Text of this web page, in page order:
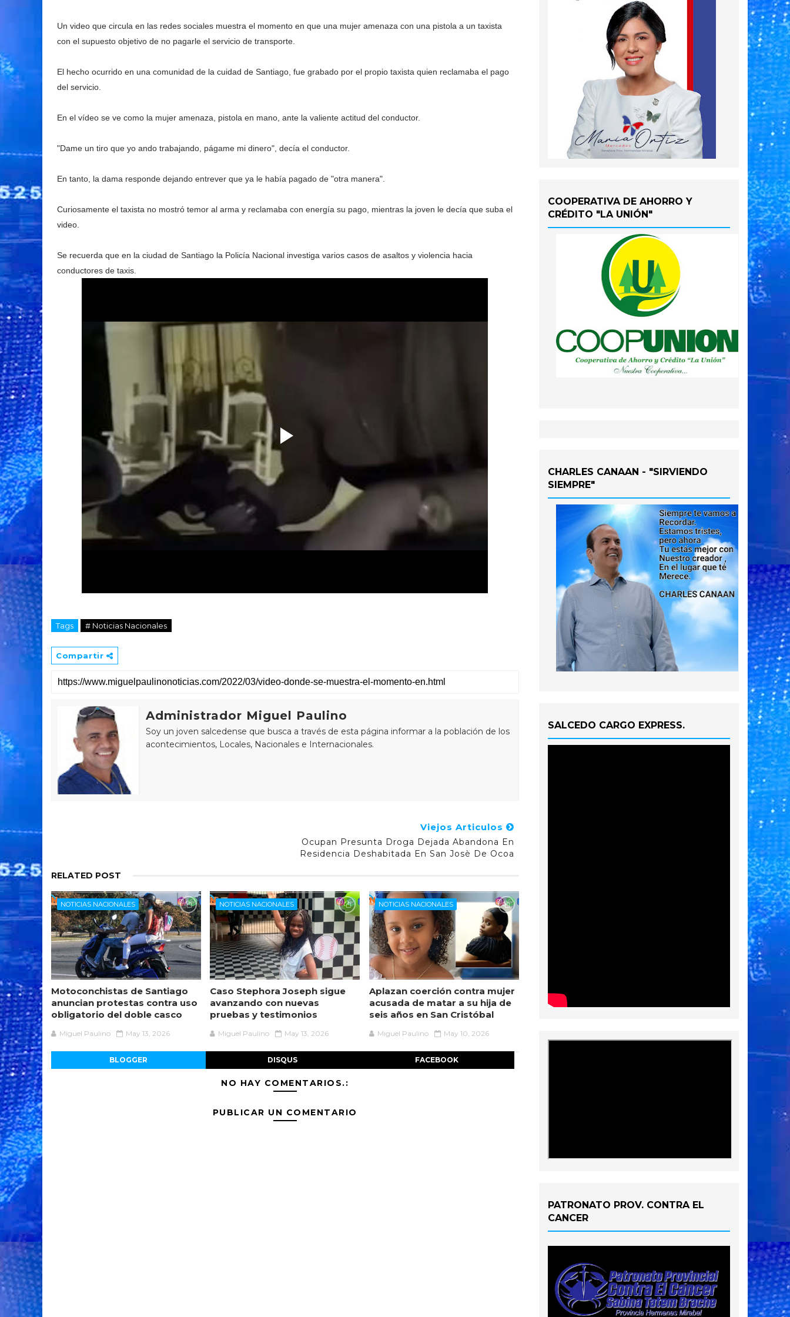
Un video que circula en las redes sociales muestra el momento en que una mujer amenaza con una pistola a un taxista
con el supuesto objetivo de no pagarle el servicio de transporte.
El hecho ocurrido en una comunidad de la cuidad de Santiago, fue grabado por el propio taxista quien reclamaba el pago
del servicio.
En el vídeo se ve como la mujer amenaza, pistola en mano, ante la valiente actitud del conductor.
"Dame un tiro que yo ando trabajando, págame mi dinero", decía el conductor.
En tanto, la dama responde dejando entrever que ya le había pagado de "otra manera".
Curiosamente el taxista no mostró temor al arma y reclamaba con energía su pago, mientras la joven le decía que suba el
video.
Se recuerda que en la ciudad de Santiago la Policía Nacional investiga varios casos de asaltos y violencia hacia
conductores de taxis.
Tags # Noticias Nacionales
Compartir
Administrador Miguel Paulino
Soy un joven salcedense que busca a través de esta página informar a la población de los
acontecimientos, Locales, Nacionales e Internacionales.
Viejos Articulos
Ocupan Presunta Droga Dejada Abandona En
Residencia Deshabitada En San Josè De Ocoa
RELATED POST
NOTICIAS NACIONALES
Motoconchistas de Santiago
anuncian protestas contra uso
obligatorio del doble casco
Miguel Paulino May 13, 2026
NOTICIAS NACIONALES
Caso Stephora Joseph sigue
avanzando con nuevas
pruebas y testimonios
Miguel Paulino May 13, 2026
NOTICIAS NACIONALES
Aplazan coerción contra mujer
acusada de matar a su hija de
seis años en San Cristóbal
Miguel Paulino May 10, 2026
BLOGGER DISQUS FACEBOOK
NO HAY COMENTARIOS.:
PUBLICAR UN COMENTARIO
COOPERATIVA DE AHORRO Y
CRÉDITO "LA UNIÓN"
CHARLES CANAAN - "SIRVIENDO
SIEMPRE"
SALCEDO CARGO EXPRESS.
PATRONATO PROV. CONTRA EL
CANCER